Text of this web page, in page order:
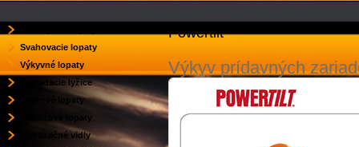
Svahovacie lopaty
Výkyvné lopaty
Nakladacie lyžice
Roštové lopaty
Trapézové lopaty
Paletizačné vidly
Powertilt
Výkyv prídavných